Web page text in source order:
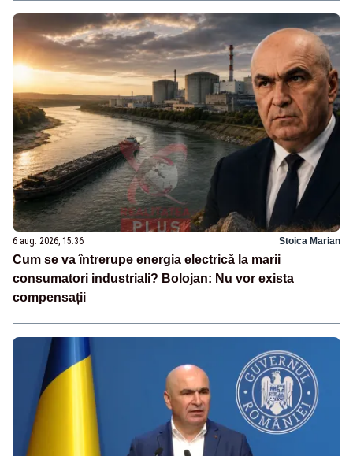
6 aug. 2026, 15:36 Stoica Marian
Cum se va întrerupe energia electrică la marii
consumatori industriali? Bolojan: Nu vor exista
compensații